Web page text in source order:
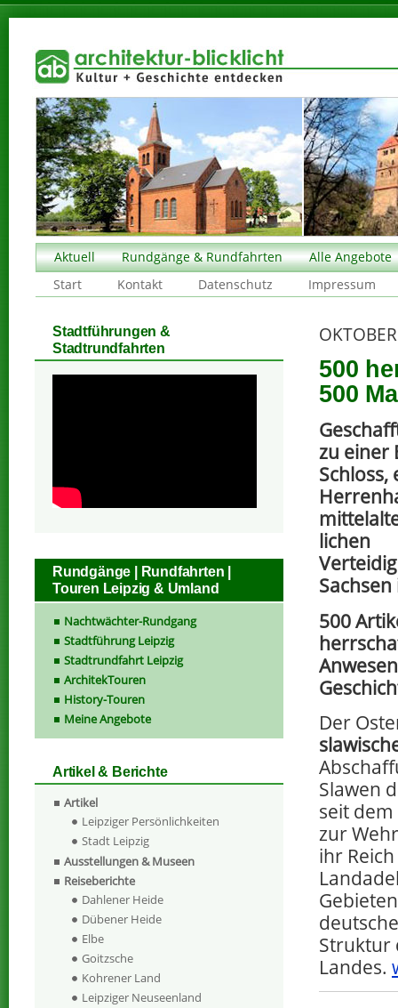
Aktuell Rundgänge & Rundfahrten
Alle Angebote
Start
Kontakt Datenschutz Impressum
500
500
zu einer
Schloss,
lichen
500
Der
Slawen
seit
zur
ihr
Landes.
Stadtführungen &
Stadtrundfahrten
Rundgänge | Rundfahrten |
Touren Leipzig & Umland
Nachtwächter-Rundgang
Stadtführung Leipzig
Stadtrundfahrt Leipzig
ArchitekTouren
History-Touren
Meine Angebote
Artikel & Berichte
Artikel
Leipziger Persönlichkeiten
Stadt Leipzig
Ausstellungen & Museen
Reiseberichte
Dahlener Heide
Dübener Heide
Elbe
Goitzsche
Kohrener Land
Leipziger Neuseenland